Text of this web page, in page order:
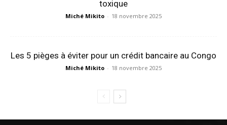
toxique
Miché Mikito - 18 novembre 2025
Les 5 pièges à éviter pour un crédit bancaire au Congo
Miché Mikito - 18 novembre 2025